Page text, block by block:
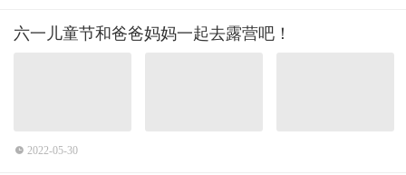
六一儿童节和爸爸妈妈一起去露营吧！
2022-05-30